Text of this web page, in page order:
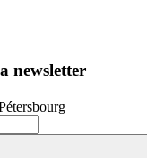
newsletter